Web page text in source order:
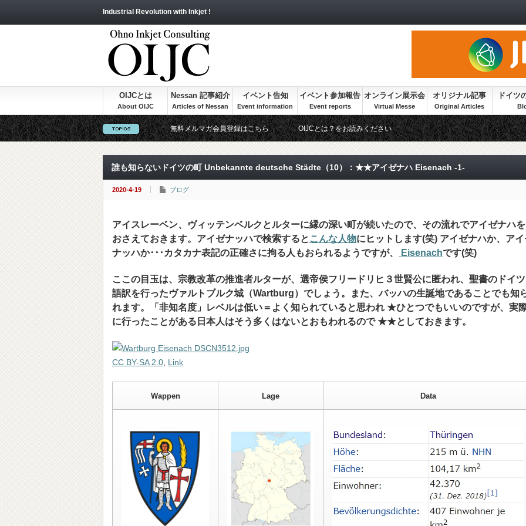
Industrial Revolution with Inkjet !
OIJCとは Nessan 記事紹介 イベント告知 イベント参加報告 オンライン展示会 オリジナル記事 ドイツ
無料メルマガ会員登録はこちら OIJCとは？をお読みください
誰も知らないドイツの町 Unbekannte deutsche Städte（10）：★★アイゼナハ Eisenach -1-
2020-4-19 ブログ
アイスレーベン、ヴィッテンベルクとルターに縁の深い町が続いたので、その流れでアイゼナハを
おさえておきます。アイゼナッハで検索すると こんな人物にヒットします(笑) アイゼナハか、アイ
ナッハか･･･カタカナ表記の正確さに拘る人もおられるようですが、
Eisenachです(笑)
ここの目玉は、宗教改革の推進者ルターが、選帝侯フリードリヒ３世賢公に匿われ、聖書のドイツ
語訳を行ったヴァルトブルク城（Wartburg）でしょう。また、バッハの生誕地であることでも知
れます。「非知名度」レベルは低い＝よく知られていると思われ ★ひとつでもいいのですが、実
に行ったことがある日本人はそう多くはないとおもわれるので ★★としておきます。
CC BY-SA 2.0 Link
Wappen Lage Data